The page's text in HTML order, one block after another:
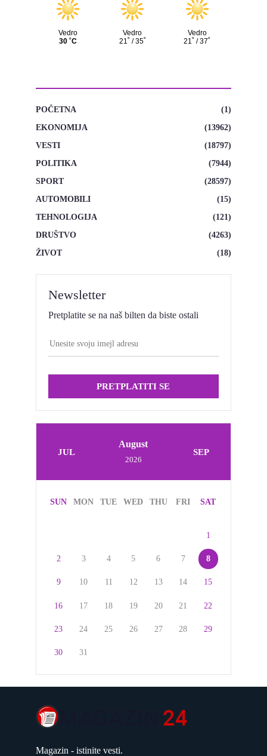
POČETNA
(1)
EKONOMIJA
(13962)
VESTI
(18797)
POLITIKA
(7944)
SPORT
(28597)
AUTOMOBILI
(15)
TEHNOLOGIJA
(121)
DRUŠTVO
(4263)
ŽIVOT
(18)
Newsletter
Pretplatite se na naš bilten da biste ostali
PRETPLATITI SE
JUL
August
2026
SEP
SUN MON TUE WED THU FRI SAT
1
2 3 4 5 6 7 8
9 10 11 12 13 14 15
16 17 18 19 20 21 22
23 24 25 26 27 28 29
30 31
Magazin - istinite vesti.